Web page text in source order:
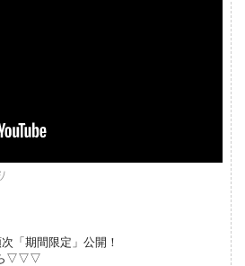
「期間限定」公開！
ら▽▽▽